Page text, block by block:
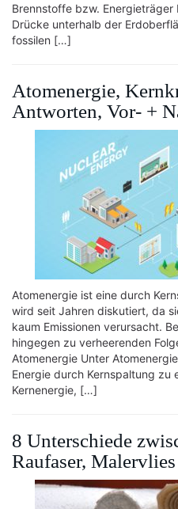
Brennstoffe bzw.
Drücke unterhalb der
fossilen […]
Atomenergie,
Antworten, Vor- +
Atomenergie ist eine durch
wird seit Jahren diskutiert, da
kaum Emissionen verursacht.
hingegen zu verheerenden
Atomenergie Unter
Energie durch Kernspaltung zu
Kernenergie, […]
8 Unterschiede
Raufaser,